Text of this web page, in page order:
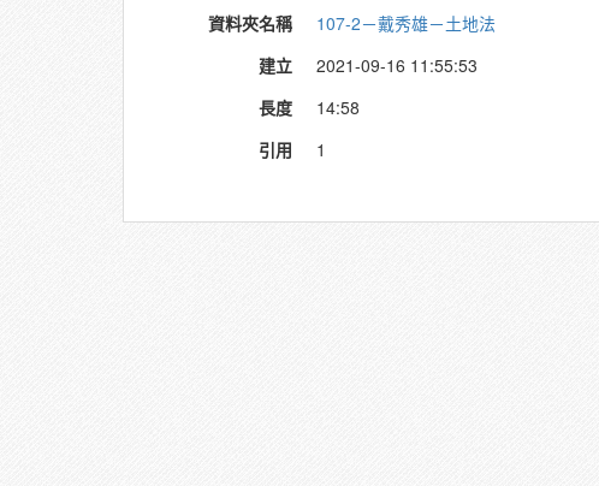
資料夾名稱
107-2－戴秀雄－土地法
建立
2021-09-16 11:55:53
長度
14:58
引用
1